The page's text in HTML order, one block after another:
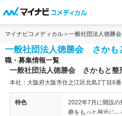
マイナビコメディカル 一般社団法人徳勝
一般社団法人徳勝会 さかも
職・募集情報一覧
一般社団法人徳勝会 さかもと整
本社：大阪府大阪市住之江区北島2丁目6
特色
2022年7月に開設の
療をもっと身近に